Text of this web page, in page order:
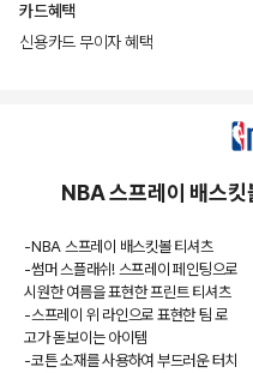
카드혜택
신용카드 무이자 혜택
NBA 스프레이 배스
-NBA 스프레이 배스킷볼 티셔츠
-썸머 스플래쉬! 스프레이 페인팅으로
시원한 여름을 표현한 프린트 티셔츠
-스프레이 위 라인으로 표현한 팀 로
고가 돋보이는 아이템
-코튼 소재를 사용하여 부드러운 터치